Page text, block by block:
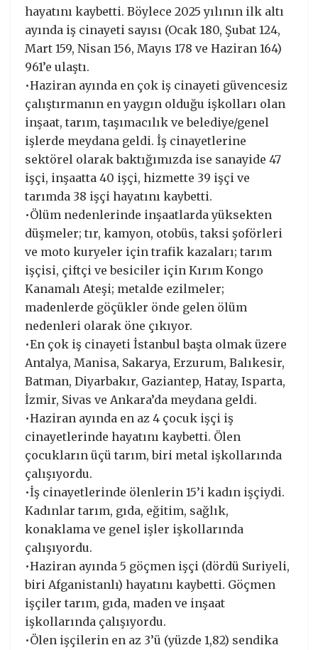
hayatını kaybetti. Böylece 2025 yılının ilk altı
ayında iş cinayeti sayısı (Ocak 180, Şubat 124,
Mart 159, Nisan 156, Mayıs 178 ve Haziran 164)
961’e ulaştı.
•Haziran ayında en çok iş cinayeti güvencesiz
çalıştırmanın en yaygın olduğu işkolları olan
inşaat, tarım, taşımacılık ve belediye/genel
işlerde meydana geldi. İş cinayetlerine
sektörel olarak baktığımızda ise sanayide 47
işçi, inşaatta 40 işçi, hizmette 39 işçi ve
tarımda 38 işçi hayatını kaybetti.
•Ölüm nedenlerinde inşaatlarda yüksekten
düşmeler; tır, kamyon, otobüs, taksi şoförleri
ve moto kuryeler için trafik kazaları; tarım
işçisi, çiftçi ve besiciler için Kırım Kongo
Kanamalı Ateşi; metalde ezilmeler;
madenlerde göçükler önde gelen ölüm
nedenleri olarak öne çıkıyor.
•En çok iş cinayeti İstanbul başta olmak üzere
Antalya, Manisa, Sakarya, Erzurum, Balıkesir,
Batman, Diyarbakır, Gaziantep, Hatay, Isparta,
İzmir, Sivas ve Ankara’da meydana geldi.
•Haziran ayında en az 4 çocuk işçi iş
cinayetlerinde hayatını kaybetti. Ölen
çocukların üçü tarım, biri metal işkollarında
çalışıyordu.
•İş cinayetlerinde ölenlerin 15’i kadın işçiydi.
Kadınlar tarım, gıda, eğitim, sağlık,
konaklama ve genel işler işkollarında
çalışıyordu.
•Haziran ayında 5 göçmen işçi (dördü Suriyeli,
biri Afganistanlı) hayatını kaybetti. Göçmen
işçiler tarım, gıda, maden ve inşaat
işkollarında çalışıyordu.
•Ölen işçilerin en az 3’ü (yüzde 1,82) sendika